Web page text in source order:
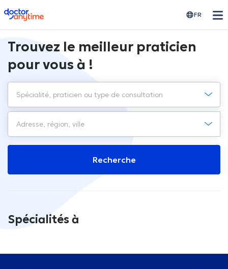
doctoranytime FR
Trouvez le meilleur praticien
pour vous à !
Recherche
Spécialités à